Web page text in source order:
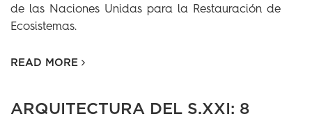
de las Naciones Unidas para la Restauración de
Ecosistemas.
READ MORE
ARQUITECTURA DEL S.XXI: 8